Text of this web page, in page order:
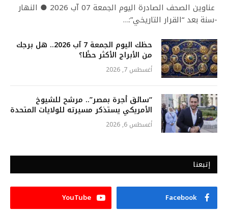
عناوين الصحف الصادرة اليوم الجمعة 07 آب 2026 ● النهار
-سنة بعد “القرار التاريخي”:…
حظك اليوم الجمعة 7 آب 2026.. هل برجك
من الأبراج الأكثر حظًا؟
أغسطس 7, 2026
“سائق أجرة بمصر”.. مرشح للشيوخ
الأمريكي يستذكر مسيرته للولايات المتحدة
أغسطس 6, 2026
إتبعنا
Facebook
YouTube